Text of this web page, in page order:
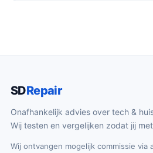
SDRepair
Onafhankelijk advies over tech &
Wij testen en vergelijken zodat jij
Wij ontvangen mogelijk commissie via